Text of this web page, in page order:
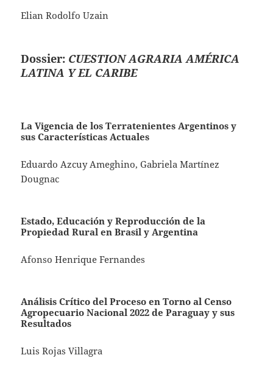
Elian Rodolfo Uzain
Dossier: CUESTION AGRARIA AMÉRICA
LATINA Y EL CARIBE
La Vigencia de los Terratenientes Argentinos y
sus Características Actuales
Eduardo Azcuy Ameghino, Gabriela Martínez
Dougnac
Estado, Educación y Reproducción de la
Propiedad Rural en Brasil y Argentina
Afonso Henrique Fernandes
Análisis Crítico del Proceso en Torno al Censo
Agropecuario Nacional 2022 de Paraguay y sus
Resultados
Luis Rojas Villagra